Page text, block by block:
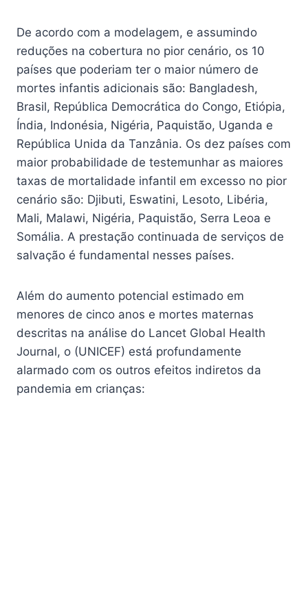
De acordo com a modelagem, e assumindo
reduções na cobertura no pior cenário, os 10
países que poderiam ter o maior número de
mortes infantis adicionais são: Bangladesh,
Brasil, República Democrática do Congo, Etiópia,
Índia, Indonésia, Nigéria, Paquistão, Uganda e
República Unida da Tanzânia. Os dez países com
maior probabilidade de testemunhar as maiores
taxas de mortalidade infantil em excesso no pior
cenário são: Djibuti, Eswatini, Lesoto, Libéria,
Mali, Malawi, Nigéria, Paquistão, Serra Leoa e
Somália. A prestação continuada de serviços de
salvação é fundamental nesses países.
Além do aumento potencial estimado em
menores de cinco anos e mortes maternas
descritas na análise do Lancet Global Health
Journal, o (UNICEF) está profundamente
alarmado com os outros efeitos indiretos da
pandemia em crianças: